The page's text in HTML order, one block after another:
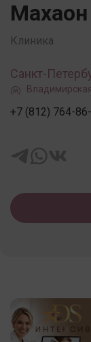
Махаон
Клиника
Санкт-
+7 (812) 764-